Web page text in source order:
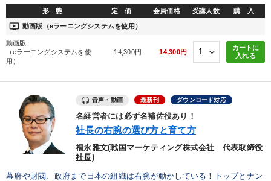
形 態 定 価 会員価格 受講人数 購 入
ondemand_video 動画版（eラーニングシステムを使用）
動画版
（eラーニングシステムを使
用）
14,300円 14,300円
カートに
入れる
音声・動画 最新刊 ダウンロード対応
名経営者には必ず名補佐役あり！
社長の右腕の選び方と育て方
福永雅文(戦国マーケティング株式会社 代表取締役
社長)
幕府や財閥、政府まで日本の組織は右腕が動かしている！トップとナン